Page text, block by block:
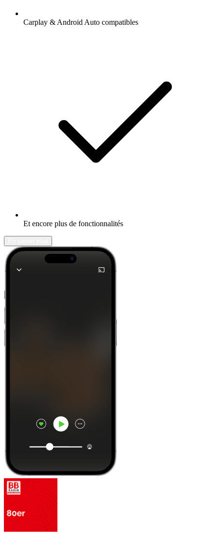
Carplay & Android Auto compatibles
Et encore plus de fonctionnalités